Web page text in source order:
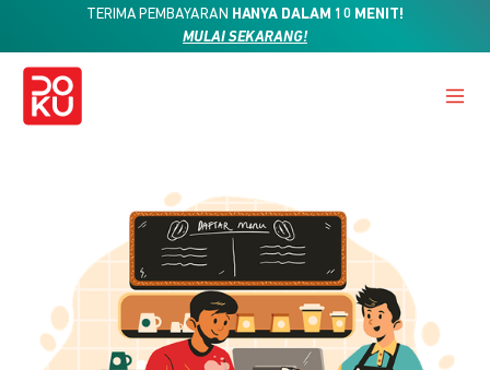
TERIMA PEMBAYARAN HANYA DALAM 10 MENIT!
MULAI SEKARANG!